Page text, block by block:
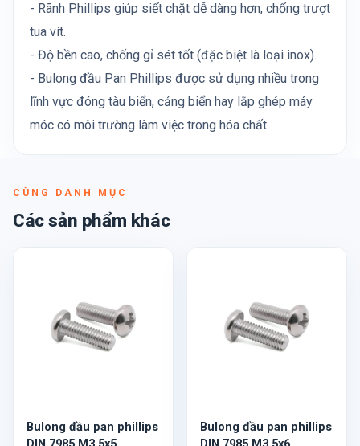
- Rãnh Phillips giúp siết chặt dễ dàng hơn, chống trượt
tua vít.
- Độ bền cao, chống gỉ sét tốt (đặc biệt là loại inox).
- Bulong đầu Pan Phillips được sử dụng nhiều trong
lĩnh vực đóng tàu biển, cảng biển hay lắp ghép máy
móc có môi trường làm việc trong hóa chất.
CÙNG DANH MỤC
Các sản phẩm khác
Bulong đầu pan phillips
Bulong đầu pan phillips